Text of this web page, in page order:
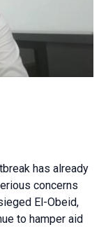
has already
concerns
El-Obeid,
to hamper aid